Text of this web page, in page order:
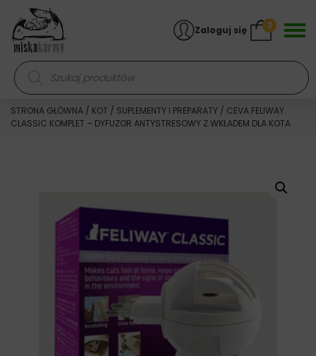
Skocz do treści
Wyszukiwarka produktów
Zaloguj się 2
STRONA GŁÓWNA / KOT / SUPLEMENTY I PREPARATY / CEVA FELIWAY
CLASSIC KOMPLET – DYFUZOR ANTYSTRESOWY Z WKŁADEM DLA KOTA